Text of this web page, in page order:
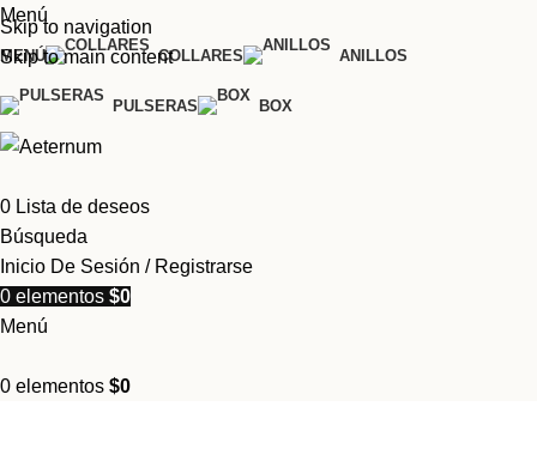
Skip to navigation
Skip to main content
Menú
MENÚ COLLARES ANILLOS
PULSERAS BOX
0 Lista de deseos
Búsqueda
Inicio De Sesión / Registrarse
0 elementos $0
Menú
0 elementos $0